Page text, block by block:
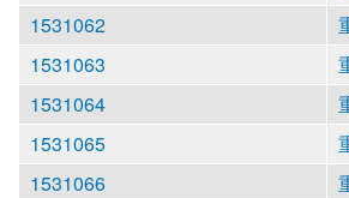
1531062
1531063
1531064
1531065
1531066